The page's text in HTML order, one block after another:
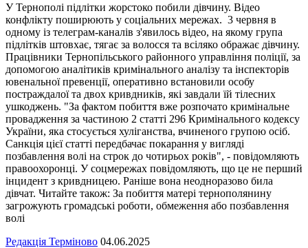
У Тернополі підлітки жорстоко побили дівчину. Відео
конфлікту поширюють у соціальних мережах. 3 червня в
одному із телеграм-каналів з'явилось відео, на якому група
підлітків штовхає, тягає за волосся та всіляко ображає дівчину.
Працівники Тернопільського районного управління поліції, за
допомогою аналітиків кримінального аналізу та інспекторів
ювенальної превенції, оперативно встановили особу
постраждалої та двох кривдників, які завдали їй тілесних
ушкоджень. "За фактом побиття вже розпочато кримінальне
провадження за частиною 2 статті 296 Кримінального кодексу
України, яка стосується хуліганства, вчиненого групою осіб.
Санкція цієї статті передбачає покарання у вигляді
позбавлення волі на строк до чотирьох років", - повідомляють
правоохоронці. У соцмережах повідомляють, що це не перший
інцидент з кривдницею. Раніше вона неодноразово била
дівчат. Читайте також: За побиття матері тернополянину
загрожують громадські роботи, обмеження або позбавлення
волі
Редакція Терміново 04.06.2025